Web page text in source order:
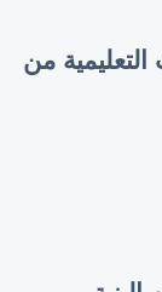
من